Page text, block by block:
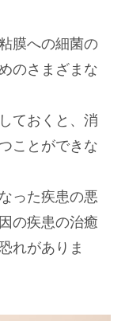
膜への細菌の
のさまざまな
ておくと、消
ことができな
った疾患の悪
の疾患の治癒
れがありま